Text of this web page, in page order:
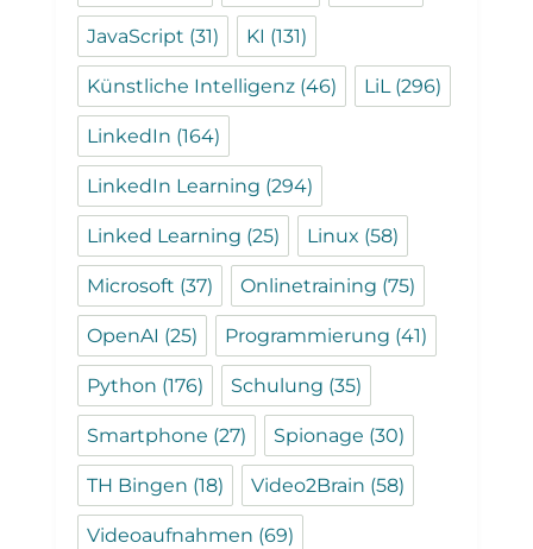
JavaScript (31) KI (131)
Künstliche Intelligenz (46) LiL(296)
LinkedIn (164)
LinkedIn Learning (294)
Linked Learning (25) Linux (58)
Microsoft (37) Onlinetraining (75)
OpenAI (25) Programmierung (41)
Python (176) Schulung (35)
Smartphone (27) Spionage (30)
TH Bingen (18) Video2Brain (58)
Videoaufnahmen (69)